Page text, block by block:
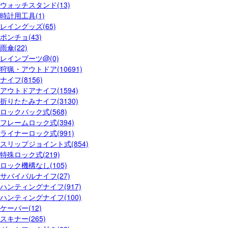
ウォッチスタンド(13)
時計用工具(1)
レイングッズ(65)
ポンチョ(43)
雨傘(22)
レインブーツ@(0)
狩猟・アウトドア(10691)
ナイフ(8156)
アウトドアナイフ(1594)
折りたたみナイフ(3130)
ロックバック式(568)
フレームロック式(394)
ライナーロック式(991)
スリップジョイント式(854)
特殊ロック式(219)
ロック機構なし(105)
サバイバルナイフ(27)
ハンティングナイフ(917)
ハンティングナイフ(100)
ケーパー(12)
スキナー(265)